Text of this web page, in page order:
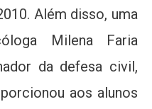
Além disso, uma
Milena Faria
da defesa civil,
aos alunos